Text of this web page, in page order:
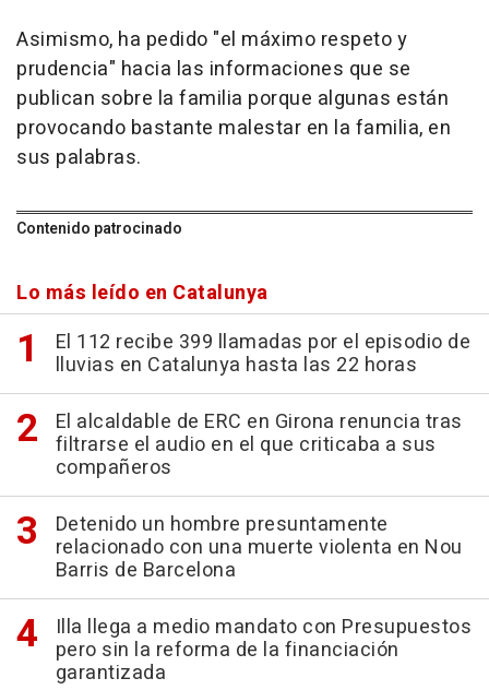
Asimismo, ha pedido "el máximo respeto y
prudencia" hacia las informaciones que se
publican sobre la familia porque algunas están
provocando bastante malestar en la familia, en
sus palabras.
Contenido patrocinado
Lo más leído en Catalunya
El 112 recibe 399 llamadas por el episodio de
lluvias en Catalunya hasta las 22 horas
El alcaldable de ERC en Girona renuncia tras
filtrarse el audio en el que criticaba a sus
compañeros
Detenido un hombre presuntamente
relacionado con una muerte violenta en Nou
Barris de Barcelona
Illa llega a medio mandato con Presupuestos
pero sin la reforma de la financiación
garantizada